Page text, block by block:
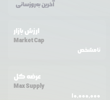
آخرین به‌روزسانی
ارزش بازار
Market Cap
نامشخص
عرضه کل
Max Supply
10,000,000